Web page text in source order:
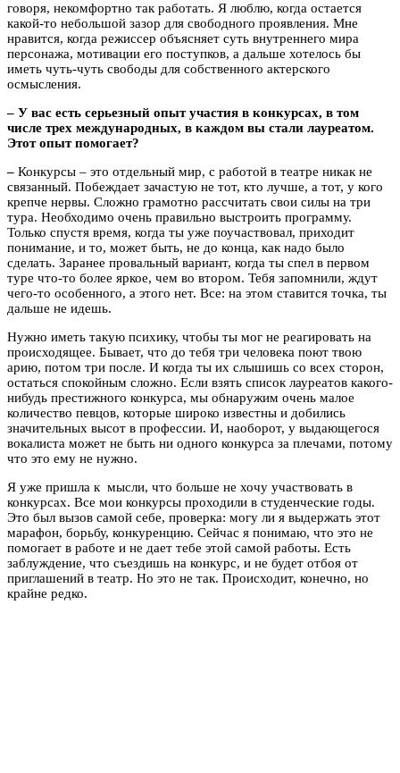
говоря, некомфортно так работать. Я люблю, когда остается
какой-то небольшой зазор для свободного проявления. Мне
нравится, когда режиссер объясняет суть внутреннего мира
персонажа, мотивации его поступков, а дальше хотелось бы
иметь чуть-чуть свободы для собственного актерского
осмысления.
– У вас есть серьезный опыт участия в конкурсах, в том
числе трех международных, в каждом вы стали лауреатом.
Этот опыт помогает?
– Конкурсы – это отдельный мир, с работой в театре никак не
связанный. Побеждает зачастую не тот, кто лучше, а тот, у кого
крепче нервы. Сложно грамотно рассчитать свои силы на три
тура. Необходимо очень правильно выстроить программу.
Только спустя время, когда ты уже поучаствовал, приходит
понимание, и то, может быть, не до конца, как надо было
сделать. Заранее провальный вариант, когда ты спел в первом
туре что-то более яркое, чем во втором. Тебя запомнили, ждут
чего-то особенного, а этого нет. Все: на этом ставится точка, ты
дальше не идешь.
Нужно иметь такую психику, чтобы ты мог не реагировать на
происходящее. Бывает, что до тебя три человека поют твою
арию, потом три после. И когда ты их слышишь со всех сторон,
остаться спокойным сложно. Если взять список лауреатов какого-
нибудь престижного конкурса, мы обнаружим очень малое
количество певцов, которые широко известны и добились
значительных высот в профессии. И, наоборот, у выдающегося
вокалиста может не быть ни одного конкурса за плечами, потому
что это ему не нужно.
Я уже пришла к мысли, что больше не хочу участвовать в
конкурсах. Все мои конкурсы проходили в студенческие годы.
Это был вызов самой себе, проверка: могу ли я выдержать этот
марафон, борьбу, конкуренцию. Сейчас я понимаю, что это не
помогает в работе и не дает тебе этой самой работы. Есть
заблуждение, что съездишь на конкурс, и не будет отбоя от
приглашений в театр. Но это не так. Происходит, конечно, но
крайне редко.